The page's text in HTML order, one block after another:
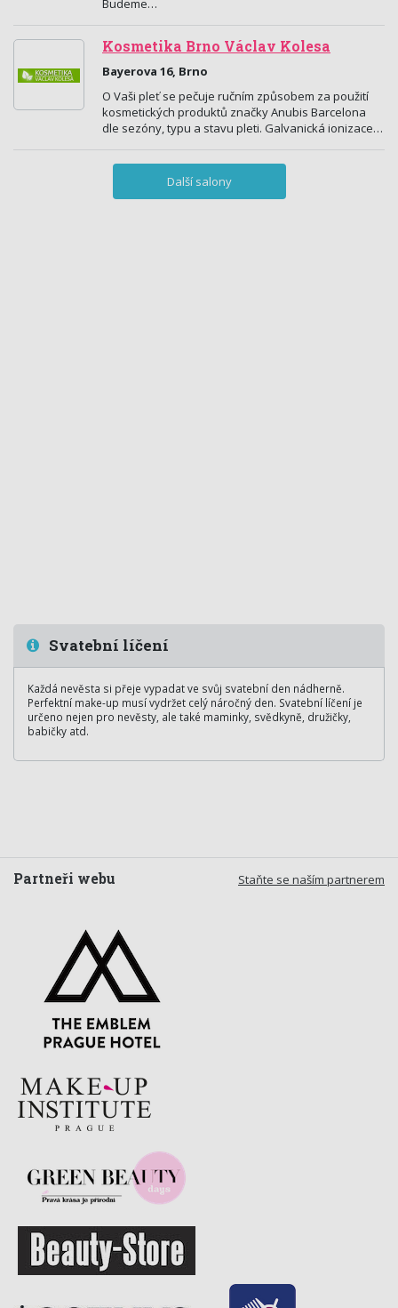
Budeme…
Kosmetika Brno Václav Kolesa
Bayerova 16, Brno
O Vaši pleť se pečuje ručním způsobem za použití
kosmetických produktů značky Anubis Barcelona
dle sezóny, typu a stavu pleti. Galvanická ionizace…
Další salony
Svatební líčení
Každá nevěsta si přeje vypadat ve svůj svatební den nádherně.
Perfektní make-up musí vydržet celý náročný den. Svatební líčení je
určeno nejen pro nevěsty, ale také maminky, svědkyně, družičky,
babičky atd.
Staňte se naším partnerem
Partneři webu